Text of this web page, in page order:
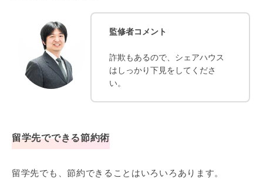
監修者コメント
詐欺もあるので、シェアハウス
はしっかり下見をしてくださ
い。
留学先でできる節約術
留学先でも、節約できることはいろいろあります。